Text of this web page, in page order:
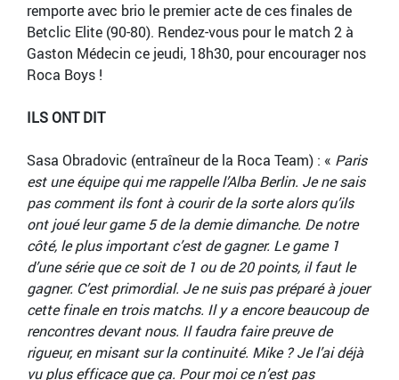
remporte avec brio le premier acte de ces finales de
Betclic Elite (90-80). Rendez-vous pour le match 2 à
Gaston Médecin ce jeudi, 18h30, pour encourager nos
Roca Boys !
ILS ONT DIT
Sasa Obradovic (entraîneur de la Roca Team) : « Paris
est une équipe qui me rappelle l’Alba Berlin. Je ne sais
pas comment ils font à courir de la sorte alors qu’ils
ont joué leur game 5 de la demie dimanche. De notre
côté, le plus important c’est de gagner. Le game 1
d’une série que ce soit de 1 ou de 20 points, il faut le
gagner. C’est primordial. Je ne suis pas préparé à jouer
cette finale en trois matchs. Il y a encore beaucoup de
rencontres devant nous. Il faudra faire preuve de
rigueur, en misant sur la continuité. Mike ? Je l’ai déjà
vu plus efficace que ça. Pour moi ce n’est pas